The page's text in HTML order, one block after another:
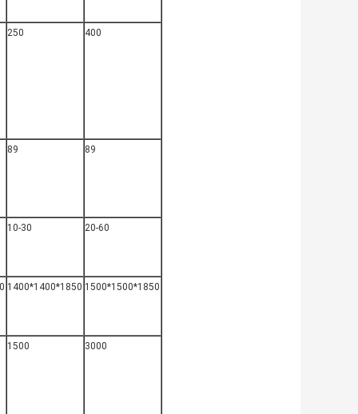
250 400
89 89
10-30 20-60
1400*1400*1850 1500*1500*1850
1500 3000